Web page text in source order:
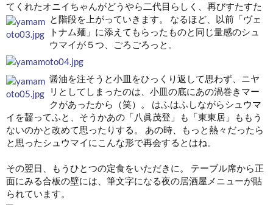
てくれたオニイちゃんがどうやら二代目らしく、再びすたすた
と階段を上がっていきます。 なるほど、以前「ヴェ
トナム麺」に添えてもらったものと同じ量感のシュ
ウマイが５つ、ごろごろっと。
醤油を注そうと小皿をひっくり返して思わず、ニヤ
リとしてしまったのは、小皿の底にあの渦巻きマー
クがあったから（笑）。 はふはふしながらシュウマ
イを齧ってふと、そうかあの「八眞茂登」も「東東居」ももう
ないのかと改めて思ったりする。 あの時、もっと熱々だったら
と思ったシュウマイにこんな形で再会するとはね。
その翌日、もうひとつの定食をいただきに。 テーブル席から正
面にみる合板の壁には、筆文字になる夜の居酒屋メニューが貼
られています。